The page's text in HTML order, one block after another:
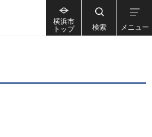
横浜市
トップ
検索 メニュー